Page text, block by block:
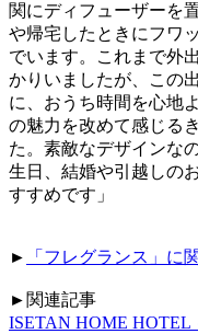
関にディフューザーを
や帰宅したときにフワ
でいます。これまで外
かりいましたが、この
に、おうち時間を心地
の魅力を改めて感じる
た。素敵なデザインな
生日、結婚や引越しの
すすめです」
► 「フレグランス」に
►関連記事
ISETAN HOME HOTEL